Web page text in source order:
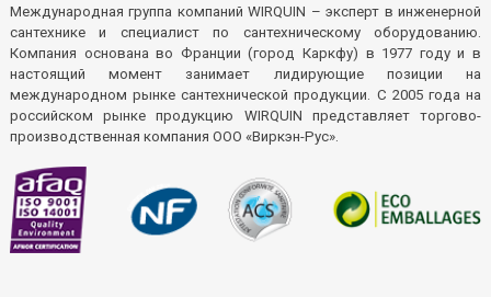
Международная группа компаний WIRQUIN – эксперт в инженерной
сантехнике и специалист по сантехническому оборудованию.
Компания основана во Франции (город Каркфу) в 1977 году и в
настоящий момент занимает лидирующие позиции на
международном рынке сантехнической продукции. С 2005 года на
российском рынке продукцию WIRQUIN представляет торгово-
производственная компания ООО «Виркэн-Рус».